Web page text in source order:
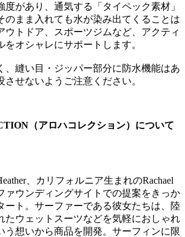
度があり、通気する「タイペック素材」
のまま入れても水が染み出てくることは
ウトドア、スポーツジムなど、アクティ
をオシャレにサポートします。
縫い目・ジッパー部分に防水機能はあ
させないようご注意ください。
（アロハコレクション）について
、カリフォルニア生まれのRachael
ァウンディングサイトでの提案をきっか
ート。サーファーである彼女たちは、陸
たウェットスーツなどを気軽におしゃれ
う想いから商品を開発。サーフィンに限